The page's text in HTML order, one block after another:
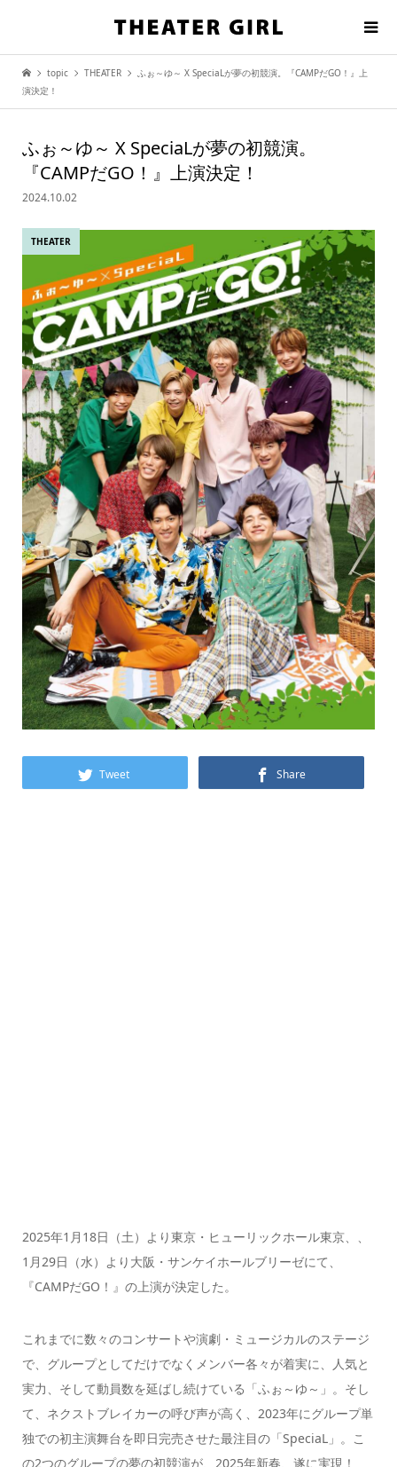
topic THEATER
ふぉ～ゆ～ X SpeciaLが夢の初競演。『CAMPだGO！』上
演決定！
ふぉ～ゆ～ X SpeciaLが夢の初競演。
『CAMPだGO！』上演決定！
2024.10.02
THEATER
Tweet Share
2025年1月18日（土）より東京・ヒューリックホール東京、、
1月29日（水）より大阪・サンケイホールブリーゼにて、
『CAMPだGO！』の上演が決定した。
これまでに数々のコンサートや演劇・ミュージカルのステージ
で、グループとしてだけでなくメンバー各々が着実に、人気と
実力、そして動員数を延ばし続けている「ふぉ～ゆ～」。そし
て、ネクストブレイカーの呼び声が高く、2023年にグループ単
独での初主演舞台を即日完売させた最注目の「SpeciaL」。こ
の2つのグループの夢の初競演が、2025年新春、遂に実現！